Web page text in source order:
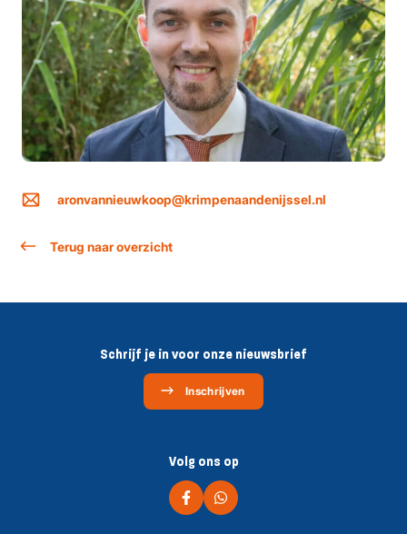
aronvannieuwkoop@krimpenaandenijssel.nl
Terug naar overzicht
Schrijf je in voor onze nieuwsbrief
Inschrijven
Volg ons op